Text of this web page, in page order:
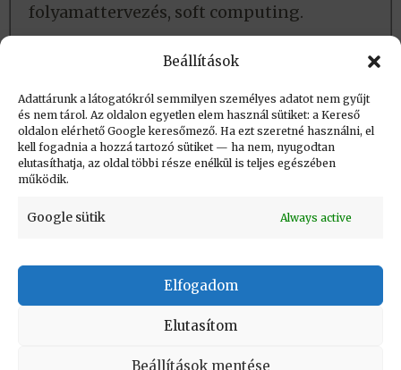
Beállítások
Adattárunk a látogatókról semmilyen személyes adatot nem gyűjt
és nem tárol. Az oldalon egyetlen elem használ sütiket: a Kereső
oldalon elérhető Google keresőmező. Ha ezt szeretné használni, el
kell fogadnia a hozzá tartozó sütiket — ha nem, nyugodtan
elutasíthatja, az oldal többi része enélkül is teljes egészében
működik.
Google sütik Always active
Elfogadom
Elutasítom
Beállítások mentése
folyamattervezés, soft computing.
Létrehozva: 2018.06.17. 09:30
Utolsó módosítás: 2018.08.28. 09:32
Impresszum
Adatvédelmi tájékoztató
Vissza a lap tetejére